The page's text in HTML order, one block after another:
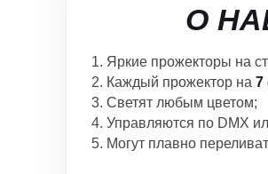
О
Яркие прожекторы на
Каждый прожектор на7
Светят любым цветом;
Управляются по DMX
Могут плавно